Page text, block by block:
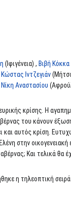
(Ιφιγένεια) , Βιβή Κόκκα
Κώστας Ιντζεγιάν
Νίκη Αναστασίου
κρίσης. Η
του κάνουν
και αυτός κρίση.
στην οικογενειακή
Και τελικά θα
η τηλεοπτική